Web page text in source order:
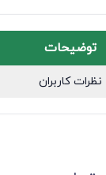
توضیحات
نظرات کاربران